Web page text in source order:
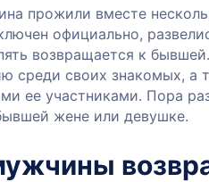
прожили вместе
официально,
возвращается к
среди своих знакомых, а
ее участниками. Пора
жене или девушке.